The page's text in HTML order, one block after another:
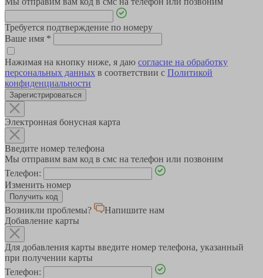
Требуется подтверждение по номеру
Ваше имя *
Нажимая на кнопку ниже, я даю согласие на обработку
персональных данных в соответствии с Политикой
конфиденциальности
Зарегистрироваться
Электронная бонусная карта
Введите номер телефона
Мы отправим вам код в смс на телефон или позвоним
Телефон:
Изменить номер
Возникли проблемы?
Напишите нам
Добавление карты
Для добавления карты введите номер телефона, указанный
при получении карты
Телефон: